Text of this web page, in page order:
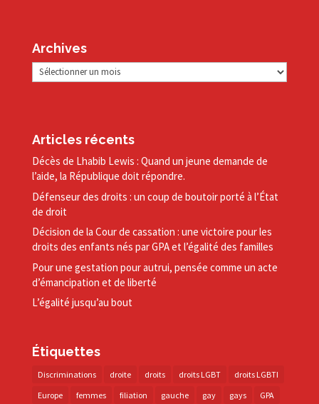
Archives
Archives
Articles récents
Décès de Lhabib Lewis : Quand un jeune demande de
l’aide, la République doit répondre.
Défenseur des droits : un coup de boutoir porté à l’État
de droit
Décision de la Cour de cassation : une victoire pour les
droits des enfants nés par GPA et l’égalité des familles
Pour une gestation pour autrui, pensée comme un acte
d’émancipation et de liberté
L’égalité jusqu’au bout
Étiquettes
Discriminations droite droits droits LGBT
droits LGBTI
Europe
femmes filiation gauche gay gays GPA